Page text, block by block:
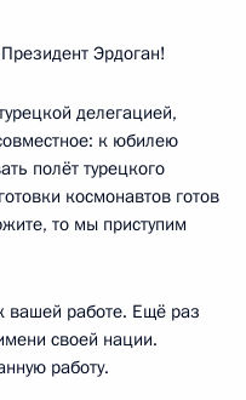
Эрдоган!
делегацией,
к юбилею
полёт турецкого
космонавтов готов
то мы приступим
вашей работе. Ещё раз
своей нации.
работу.